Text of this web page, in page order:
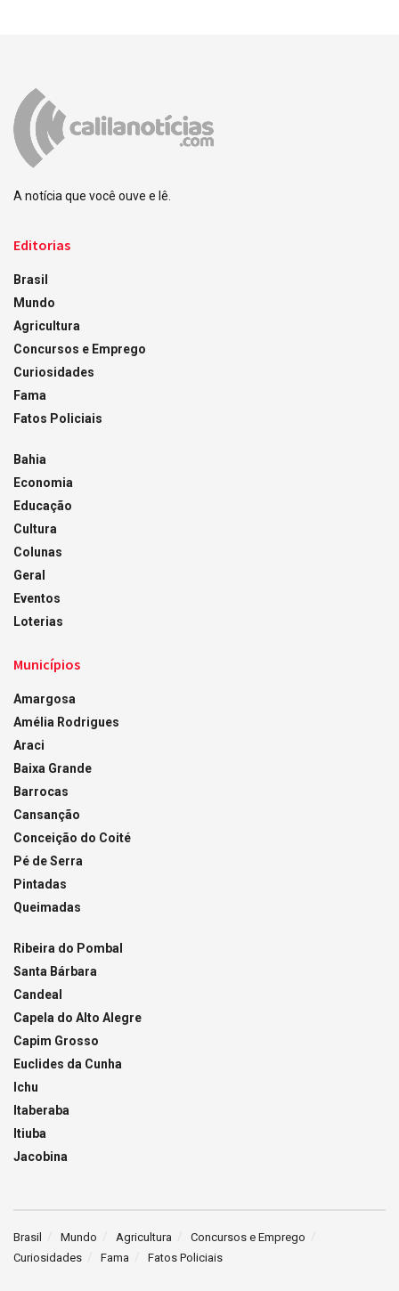
A notícia que você ouve e lê.
Editorias
Brasil
Mundo
Agricultura
Concursos e Emprego
Curiosidades
Fama
Fatos Policiais
Bahia
Economia
Educação
Cultura
Colunas
Geral
Eventos
Loterias
Municípios
Amargosa
Amélia Rodrigues
Araci
Baixa Grande
Barrocas
Cansanção
Conceição do Coité
Pé de Serra
Pintadas
Queimadas
Ribeira do Pombal
Santa Bárbara
Candeal
Capela do Alto Alegre
Capim Grosso
Euclides da Cunha
Ichu
Itaberaba
Itiuba
Jacobina
Brasil Mundo Agricultura
Concursos e Emprego
Curiosidades
Fama Fatos Policiais